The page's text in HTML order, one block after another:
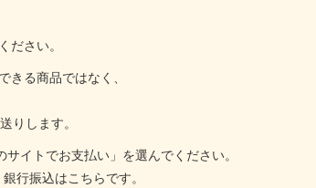
ださい。
きる商品ではなく、
りします。
イトでお支払い」を選んでください。
行振込はこちらです。